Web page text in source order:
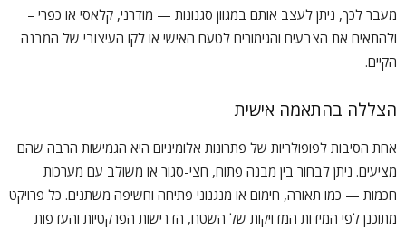
מעבר לכך, ניתן לעצב אותם במגוון סגנונות — מודרני, קלאסי או כפרי –
ולהתאים את הצבעים והגימורים לטעם האישי או לקו העיצובי של המבנה
הקיים.
הצללה בהתאמה אישית
אחת הסיבות לפופולריות של פתרונות אלומיניום היא הגמישות הרבה שהם
מציעים. ניתן לבחור בין מבנה פתוח, חצי-סגור או משולב עם מערכות
חכמות — כמו תאורה, חימום או מנגנוני פתיחה וחשיפה משתנים. כל פרויקט
מתוכנן לפי המידות המדויקות של השטח, הדרישות הפרקטיות והעדפות